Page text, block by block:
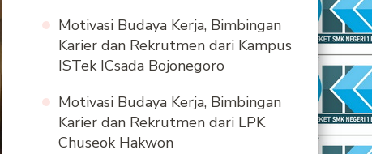
Motivasi Budaya Kerja, Bimbingan
Karier dan Rekrutmen dari Kampus
ISTek ICsada Bojonegoro
Motivasi Budaya Kerja, Bimbingan
Karier dan Rekrutmen dari LPK
Chuseok Hakwon